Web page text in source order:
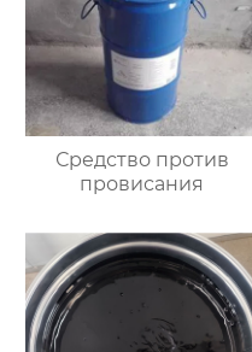
Средство против
провисания